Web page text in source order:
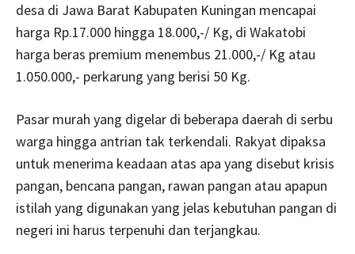
desa di Jawa Barat Kabupaten Kuningan mencapai
harga Rp.17.000 hingga 18.000,-/ Kg, di Wakatobi
harga beras premium menembus 21.000,-/ Kg atau
1.050.000,- perkarung yang berisi 50 Kg.
Pasar murah yang digelar di beberapa daerah di serbu
warga hingga antrian tak terkendali. Rakyat dipaksa
untuk menerima keadaan atas apa yang disebut krisis
pangan, bencana pangan, rawan pangan atau apapun
istilah yang digunakan yang jelas kebutuhan pangan di
negeri ini harus terpenuhi dan terjangkau.